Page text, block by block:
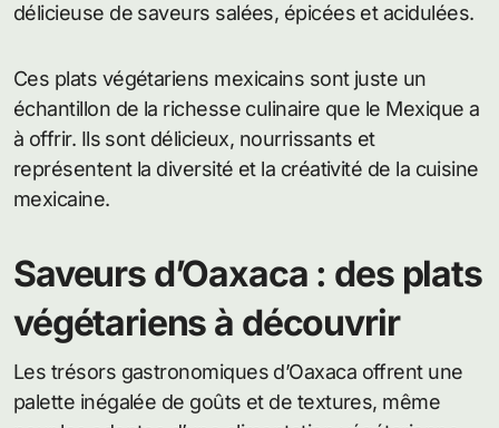
délicieuse de saveurs salées, épicées et acidulées.
Ces plats végétariens mexicains sont juste un
échantillon de la richesse culinaire que le Mexique a
à offrir. Ils sont délicieux, nourrissants et
représentent la diversité et la créativité de la cuisine
mexicaine.
Saveurs d’Oaxaca : des plats
végétariens à découvrir
Les trésors gastronomiques d’Oaxaca offrent une
palette inégalée de goûts et de textures, même